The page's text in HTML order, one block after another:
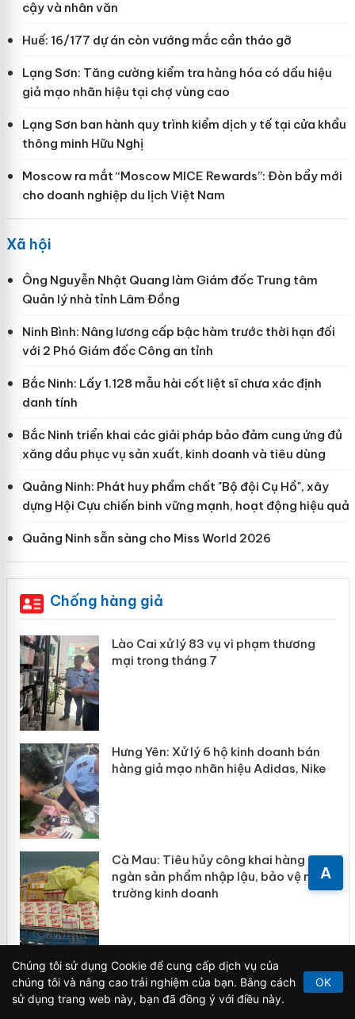
A
cậy và nhân văn
Huế: 16/177 dự án còn vướng mắc cần tháo gỡ
Lạng Sơn: Tăng cường kiểm tra hàng hóa có dấu hiệu
giả mạo nhãn hiệu tại chợ vùng cao
Lạng Sơn ban hành quy trình kiểm dịch y tế tại cửa khẩu
thông minh Hữu Nghị
Moscow ra mắt “Moscow MICE Rewards”: Đòn bẩy mới
cho doanh nghiệp du lịch Việt Nam
Xã hội
Ông Nguyễn Nhật Quang làm Giám đốc Trung tâm
Quản lý nhà tỉnh Lâm Đồng
Ninh Bình: Nâng lương cấp bậc hàm trước thời hạn đối
với 2 Phó Giám đốc Công an tỉnh
Bắc Ninh: Lấy 1.128 mẫu hài cốt liệt sĩ chưa xác định
danh tính
Bắc Ninh triển khai các giải pháp bảo đảm cung ứng đủ
xăng dầu phục vụ sản xuất, kinh doanh và tiêu dùng
Quảng Ninh: Phát huy phẩm chất "Bộ đội Cụ Hồ", xây
dựng Hội Cựu chiến binh vững mạnh, hoạt động hiệu quả
Quảng Ninh sẵn sàng cho Miss World 2026
Chống hàng giả
Lào Cai xử lý 83 vụ vi phạm thương
mại trong tháng 7
Hưng Yên: Xử lý 6 hộ kinh doanh bán
hàng giả mạo nhãn hiệu Adidas, Nike
Cà Mau: Tiêu hủy công khai hàng
ngàn sản phẩm nhập lậu, bảo vệ môi
trường kinh doanh
Chúng tôi sử dụng Cookie để cung cấp dịch vụ của
chúng tôi và nâng cao trải nghiệm của bạn. Bằng cách
sử dụng trang web này, bạn đã đồng ý với điều này.
OK